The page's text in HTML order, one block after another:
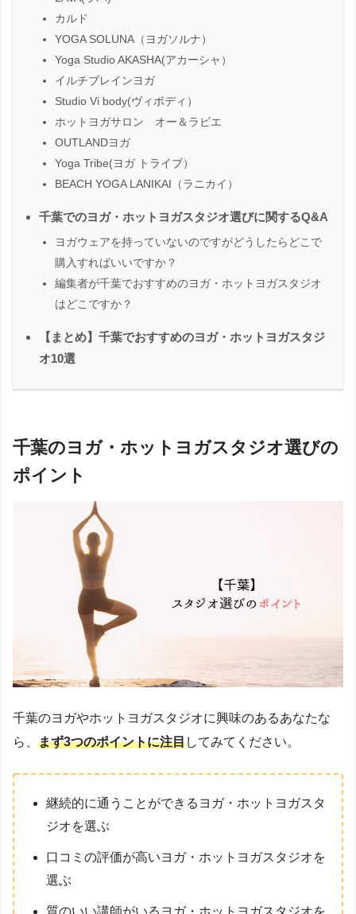
カルド
YOGA SOLUNA（ヨガソルナ）
Yoga Studio AKASHA(アカーシャ）
イルチブレインヨガ
Studio Vi body(ヴィボディ）
ホットヨガサロン オー＆ラビエ
OUTLANDヨガ
Yoga Tribe(ヨガ トライブ）
BEACH YOGA LANIKAI（ラニカイ）
千葉でのヨガ・ホットヨガスタジオ選びに関するQ&A
ヨガウェアを持っていないのですがどうしたらどこで
購入すればいいですか？
編集者が千葉でおすすめのヨガ・ホットヨガスタジオ
はどこですか？
【まとめ】千葉でおすすめのヨガ・ホットヨガスタジ
オ10選
千葉のヨガ・ホットヨガスタジオ選びの
ポイント
千葉のヨガやホットヨガスタジオに興味のあるあなたな
ら、 まず3つのポイントに注目してみてください。
継続的に通うことができるヨガ・ホットヨガスタ
ジオを選ぶ
口コミの評価が高いヨガ・ホットヨガスタジオを
選ぶ